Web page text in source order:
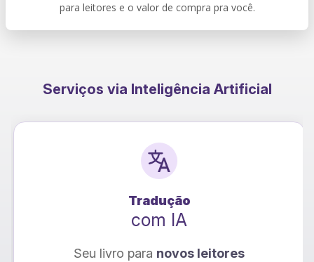
para leitores e o valor de compra pra você.
Serviços via Inteligência Artificial
Tradução
com IA
Seu livro para novos leitores